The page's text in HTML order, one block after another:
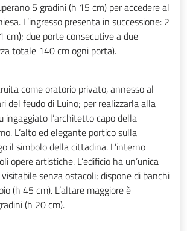
5 gradini (h 15 cm) per accedere al
L’ingresso presenta in successione: 2
cm); due porte consecutive a due
totale 140 cm ogni porta).
come oratorio privato, annesso al
del feudo di Luino; per realizzarla alla
ingaggiato l’architetto capo della
L’alto ed elegante portico sulla
il simbolo della cittadina. L’interno
opere artistiche. L’edificio ha un’unica
senza ostacoli; dispone di banchi
(h 45 cm). L’altare maggiore è
(h 20 cm).